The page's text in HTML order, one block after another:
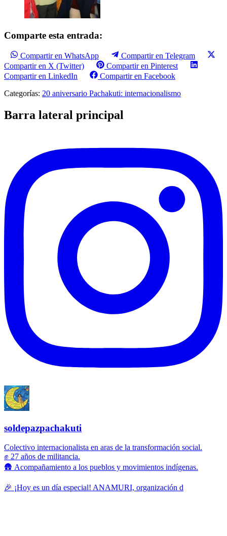
Comparte esta entrada:
Compartir en WhatsApp
Compartir en Telegram
Compartir en X (Twitter)
Compartir en Pinterest
Compartir en LinkedIn
Compartir en Facebook
Categorías: 20 aniversario Pachakuti: internacionalismo
Barra lateral principal
soldepazpachakuti
Colectivo internacionalista en aras de la transformación social.
✊ 27 años de militancia.
🛖 Acompañamiento a los pueblos y movimientos indígenas.
🎉 ¡Hoy es un día especial! ANAMURI, organización d